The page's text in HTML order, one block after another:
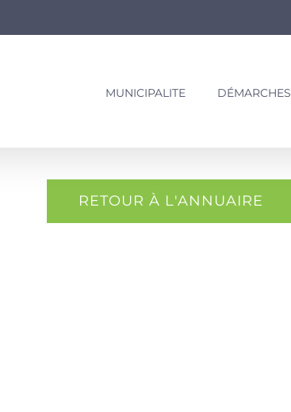
MUNICIPALITE DÉMARCHES
RETOUR À L'ANNUAIRE